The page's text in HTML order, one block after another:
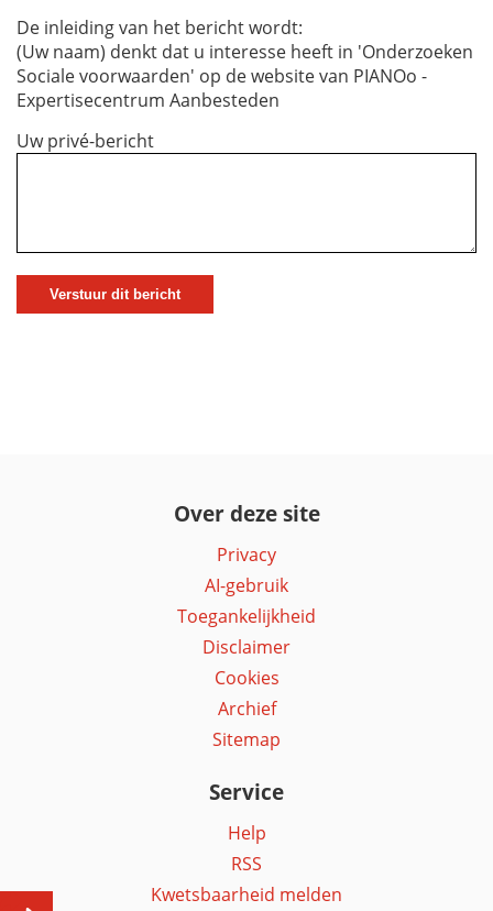
De inleiding van het bericht wordt:
(Uw naam) denkt dat u interesse heeft in 'Onderzoeken
Sociale voorwaarden' op de website van PIANOo -
Expertisecentrum Aanbesteden
Uw privé-bericht
Over deze site
Privacy
AI-gebruik
Toegankelijkheid
Disclaimer
Cookies
Archief
Sitemap
Service
Help
RSS
Kwetsbaarheid melden